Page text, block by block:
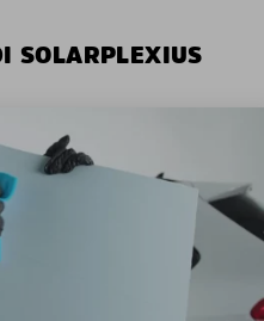
SOLARPLEXIUS